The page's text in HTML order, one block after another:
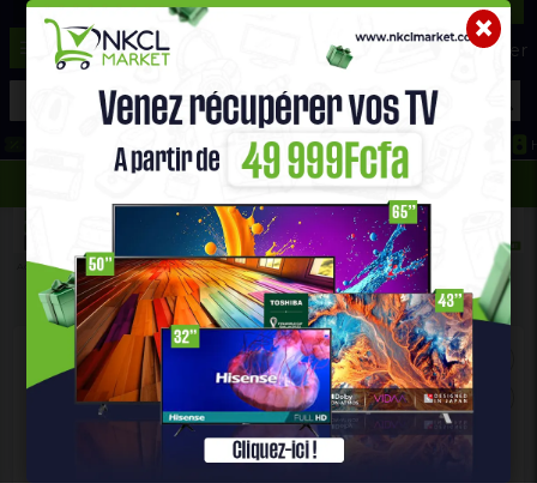
☰ Aide ?
Promo Congélateur Telephone Hightech
693 71 25 25 652 36 21 34
Gros Électro Ménager CLIMATISEUR